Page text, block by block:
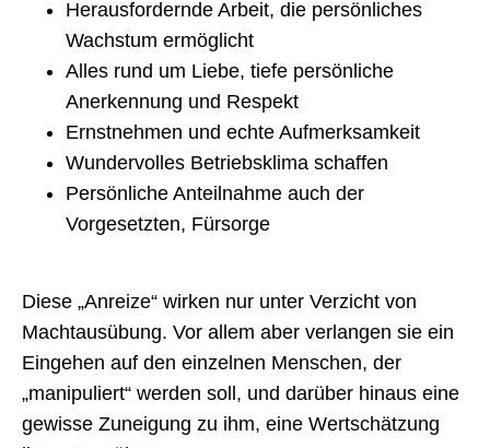
Herausfordernde Arbeit, die persönliches
Wachstum ermöglicht
Alles rund um Liebe, tiefe persönliche
Anerkennung und Respekt
Ernstnehmen und echte Aufmerksamkeit
Wundervolles Betriebsklima schaffen
Persönliche Anteilnahme auch der
Vorgesetzten, Fürsorge
Diese „Anreize“ wirken nur unter Verzicht von
Machtausübung. Vor allem aber verlangen sie ein
Eingehen auf den einzelnen Menschen, der
„manipuliert“ werden soll, und darüber hinaus eine
gewisse Zuneigung zu ihm, eine Wertschätzung